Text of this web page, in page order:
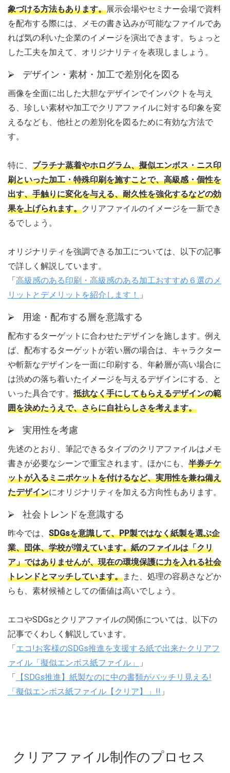
象づける方法もあります。展示会場やセミナー会場で資料
を配布する際には、メモの書き込みが可能なファイルであ
れば気の利いた企業のイメージを演出できます。ちょっと
した工夫を加えて、オリジナリティを表現しましょう。
⮚ デザイン・素材・加工で差別化を図る
画像を全面に出した大胆なデザインでインパクトを与え
る、珍しい素材や加工でクリアファイルに対する印象を変
えるなども、他社との差別化を図るために有効な方法で
す。
特に、 プラチナ蒸着やホログラム、擬似エンボス・ニス印
刷といった加工・特殊印刷を施すことで、高級感・個性を
出す、手触りに変化を与える、耐久性を強化するなどの効
果を上げられます。クリアファイルのイメージを一新でき
るでしょう。
オリジナリティを強調できる加工については、以下の記事
で詳しく解説しています。
「高級感のある印刷・高級感のある加工おすすめ６選のメ
リットとデメリットを紹介します！
」
⮚ 用途・配布する層を意識する
配布するターゲットに合わせたデザインを施します。例え
ば、配布するターゲットが若い層の場合は、キャラクター
や斬新なデザインを一面に印刷する、年齢層が高い場合に
は渋めの落ち着いたイメージを与えるデザインにする、と
いった具合です。 抵抗なく手にしてもらえるデザインの範
囲を決めたうえで、さらに自社らしさを考えます。
⮚ 実用性を考慮
先述のとおり、筆記できるタイプのクリアファイルはメモ
書きが必要なシーンで重宝されます。ほかにも、 半券チケ
ットが入るミニポケットを付けるなど、実用性を兼ね備え
たデザインにオリジナリティを加える方向性もあります。
⮚ 社会トレンドを意識する
昨今では、 SDGsを意識して、PP製ではなく紙製を選ぶ企
業、団体、学校が増えています。紙のファイルは「クリ
ア」ではありませんが、現在の環境保護に力を入れる社会
トレンドとマッチしています。また、処理の容易さなどか
らも、素材候補としての価値は高いでしょう。
エコやSDGsとクリアファイルの関係については、以下の
記事でくわしく解説しています。
「エコ!お客様のSDGs推進を支援する紙で出来たクリアフ
ァイル「擬似エンボス紙ファイル」
」
「 【SDGs推進】紙製なのに中の書類がバッチリ見える!
「擬似エンボス紙ファイル【クリア】」!! 」
クリアファイル制作のプロセス